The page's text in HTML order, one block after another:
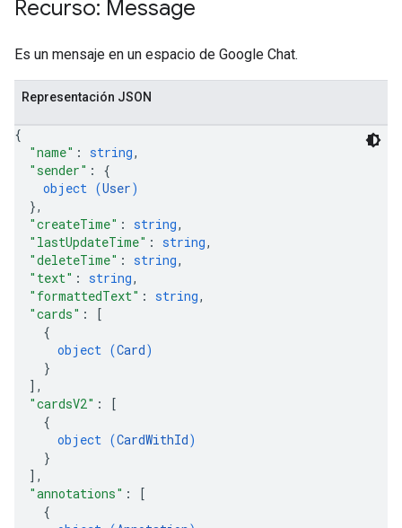
Recurso: Message
Es un mensaje en un espacio de Google Chat.
Representación JSON
{
"name" : string,
"sender" : {
object (User)
},
"createTime" : string,
"lastUpdateTime" : string,
"deleteTime" : string,
"text" : string,
"formattedText" : string,
"cards" :
[
{
object (Card)
}
] ,
"cardsV2" :
[
{
object (CardWithId)
}
] ,
"annotations" :
[
{